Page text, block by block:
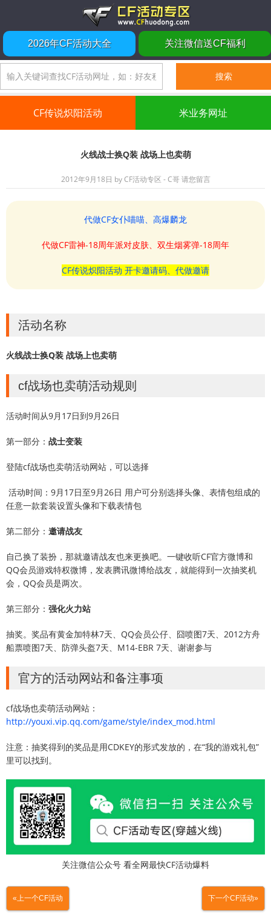
2026年CF活动大全 关注微信送CF福利
CF传说炽阳活动 米业务网址
火线战士换Q装 战场上也卖萌
2012年9月18日 byCF活动专区 - C哥 请您留言
代做CF女仆喵喵、高爆麟龙
代做CF雷神-18周年派对皮肤、双生烟雾弹-18周年
CF传说炽阳活动 开卡邀请码、代做邀请
活动名称
火线战士换Q装 战场上也卖萌
cf战场也卖萌活动规则
活动时间从9月17日到9月26日
第一部分： 战士变装
登陆cf战场也卖萌活动网站，可以选择
活动时间：9月17日至9月26日 用户可分别选择头像、表情包组成的
任意一款套装设置头像和下载表情包
第二部分： 邀请战友
自己换了装扮，那就邀请战友也来更换吧。一键收听CF官方微博和
QQ会员游戏特权微博，发表腾讯微博给战友，就能得到一次抽奖机
会，QQ会员是两次。
第三部分： 强化火力站
抽奖。奖品有黄金加特林7天、QQ会员公仔、囧喷图7天、2012方舟
船票喷图7天、防弹头盔7天、M14-EBR 7天、谢谢参与
官方的活动网站和备注事项
cf战场也卖萌活动网站：
http://youxi.vip.qq.com/game/style/index_mod.html
注意：抽奖得到的奖品是用CDKEY的形式发放的，在“我的游戏礼包”
里可以找到。
关注微信公众号 看全网最快CF活动爆料
«上一个CF活动 下一个CF活动»